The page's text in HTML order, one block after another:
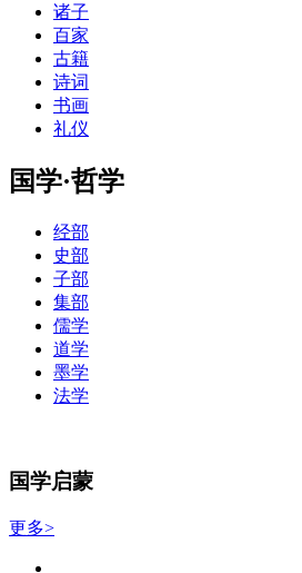
诸子
百家
古籍
诗词
书画
礼仪
国学·哲学
经部
史部
子部
集部
儒学
道学
墨学
法学
国学启蒙
更多>